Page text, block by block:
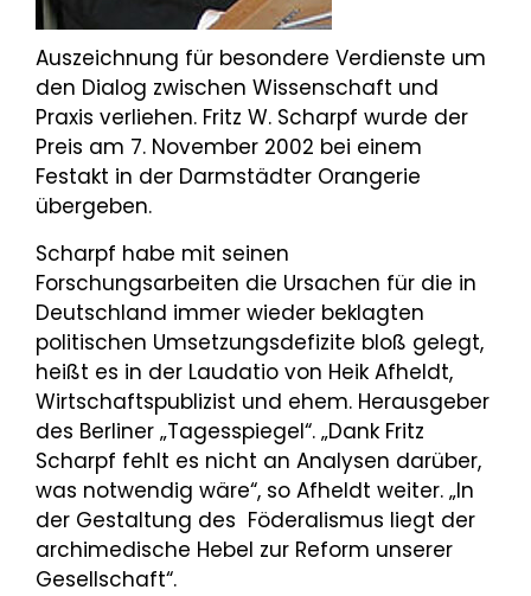
Auszeichnung für besondere Verdienste um
den Dialog zwischen Wissenschaft und
Praxis verliehen. Fritz W. Scharpf wurde der
Preis am 7. November 2002 bei einem
Festakt in der Darmstädter Orangerie
übergeben.
Scharpf habe mit seinen
Forschungsarbeiten die Ursachen für die in
Deutschland immer wieder beklagten
politischen Umsetzungsdefizite bloß gelegt,
heißt es in der Laudatio von Heik Afheldt,
Wirtschaftspublizist und ehem. Herausgeber
des Berliner „Tagesspiegel“. „Dank Fritz
Scharpf fehlt es nicht an Analysen darüber,
was notwendig wäre“, so Afheldt weiter. „In
der Gestaltung des Föderalismus liegt der
archimedische Hebel zur Reform unserer
Gesellschaft“.